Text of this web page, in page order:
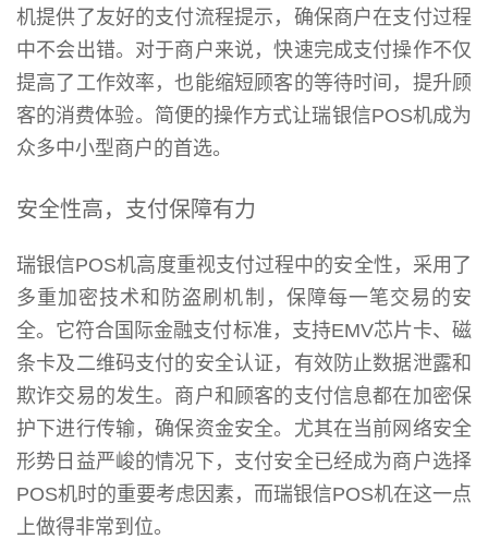
机提供了友好的支付流程提示，确保商户在支付过程
中不会出错。对于商户来说，快速完成支付操作不仅
提高了工作效率，也能缩短顾客的等待时间，提升顾
客的消费体验。简便的操作方式让瑞银信POS机成为
众多中小型商户的首选。
安全性高，支付保障有力
瑞银信POS机高度重视支付过程中的安全性，采用了
多重加密技术和防盗刷机制，保障每一笔交易的安
全。它符合国际金融支付标准，支持EMV芯片卡、磁
条卡及二维码支付的安全认证，有效防止数据泄露和
欺诈交易的发生。商户和顾客的支付信息都在加密保
护下进行传输，确保资金安全。尤其在当前网络安全
形势日益严峻的情况下，支付安全已经成为商户选择
POS机时的重要考虑因素，而瑞银信POS机在这一点
上做得非常到位。